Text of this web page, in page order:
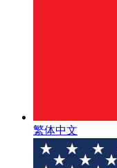
繁体中文